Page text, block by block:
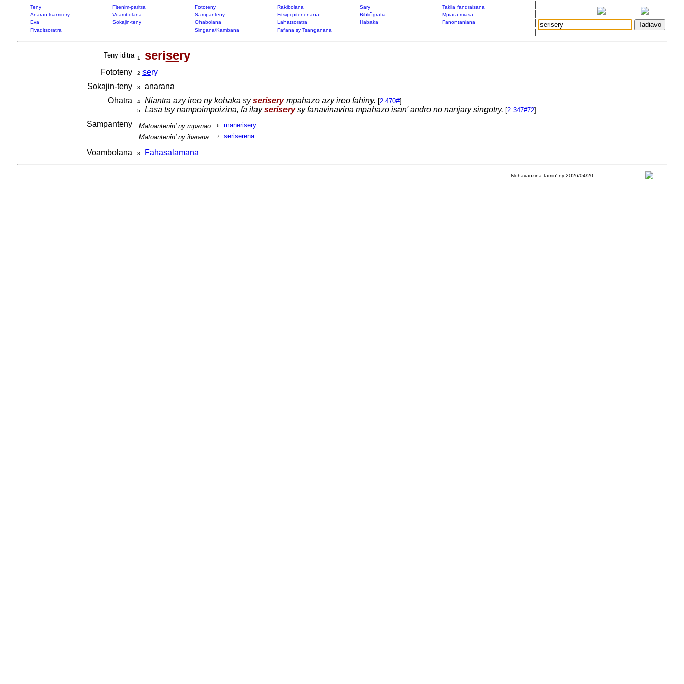
Teny Fitenim-paritra Fototeny Rakibolana Sary
Takila fandraisana
Anaran-tsamirery
Voambolana Sampanteny Fitsipi-pitenenana Bibliôgrafia
Mpiara-miasa
Eva
Sokajin-teny Ohabolana Lahatsoratra Habaka
Fanontaniana
Fivaditsoratra
Singana/Kambana Fafana sy Tsanganana
Teny iditra 1 serisery
Fototeny 2 sery
Sokajin-teny
3
anarana
Ohatra
4 Niantra azy ireo ny kohaka syseriserympahazo azy ireo fahiny. [2.470#]
5 Lasa tsy nampoimpoizina, fa ilayseriserysy fanavinavina mpahazo isan' andro no nanjary singotry. [2.347#72]
Sampanteny Matoantenin' ny mpanao : 6 manerisery
Matoantenin' ny iharana :
7 seriserena
Voambolana 8 Fahasalamana
Nohavaozina tamin' ny 2026/04/20